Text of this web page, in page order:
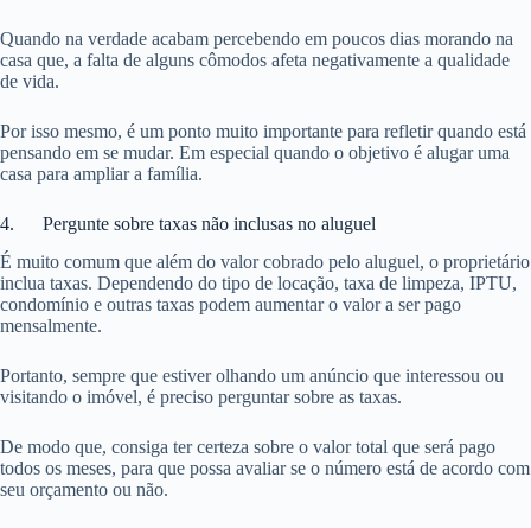
Quando na verdade acabam percebendo em poucos dias morando na
casa que, a falta de alguns cômodos afeta negativamente a qualidade
de vida.
Por isso mesmo, é um ponto muito importante para refletir quando está
pensando em se mudar. Em especial quando o objetivo é alugar uma
casa para ampliar a família.
4. Pergunte sobre taxas não inclusas no aluguel
É muito comum que além do valor cobrado pelo aluguel, o proprietário
inclua taxas. Dependendo do tipo de locação, taxa de limpeza, IPTU,
condomínio e outras taxas podem aumentar o valor a ser pago
mensalmente.
Portanto, sempre que estiver olhando um anúncio que interessou ou
visitando o imóvel, é preciso perguntar sobre as taxas.
De modo que, consiga ter certeza sobre o valor total que será pago
todos os meses, para que possa avaliar se o número está de acordo com
seu orçamento ou não.